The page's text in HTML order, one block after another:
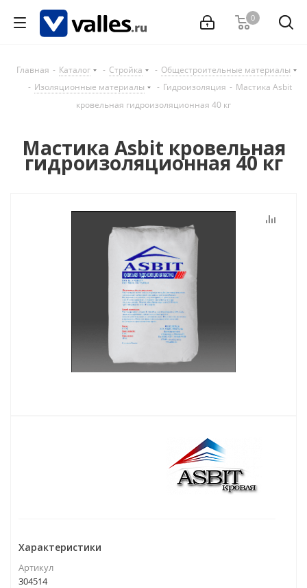
0
Главная - Каталог - Стройка - Общестроительные материалы
- Изоляционные материалы - Гидроизоляция - Мастика Asbit
кровельная гидроизоляционная 40 кг
Мастика Asbit кровельная
гидроизоляционная 40 кг
Характеристики
Артикул
304514